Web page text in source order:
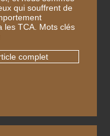
qui souffrent de
les TCA. Mots clés
complet